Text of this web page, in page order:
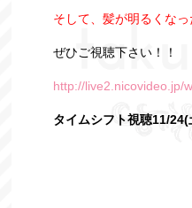
そして、髪が明るくな
ぜひご視聴下さい！！
http://live2.nicovideo.jp/
タイムシフト視聴11/24(